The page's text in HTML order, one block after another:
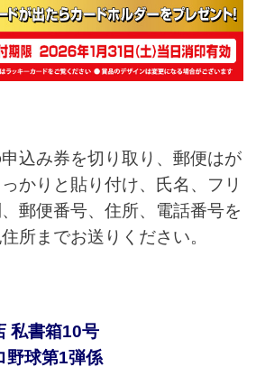
込み券を切り取り、郵便はが
かりと貼り付け、氏名、フリ
郵便番号、住所、電話番号を
所までお送りください。
私書箱10号
野球第1弾係